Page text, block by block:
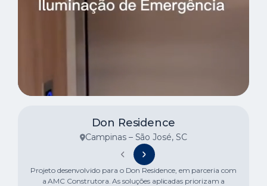
Don Residence
Campinas – São José, SC
Projeto desenvolvido para o Don Residence, em parceria com
a AMC Construtora. As soluções aplicadas priorizam a